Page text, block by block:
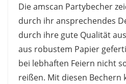
Die amscan Partybecher
durch ihr ansprechendes
durch ihre gute Qualität
aus robustem Papier
bei lebhaften Feiern nicht
reißen. Mit diesen Bechern